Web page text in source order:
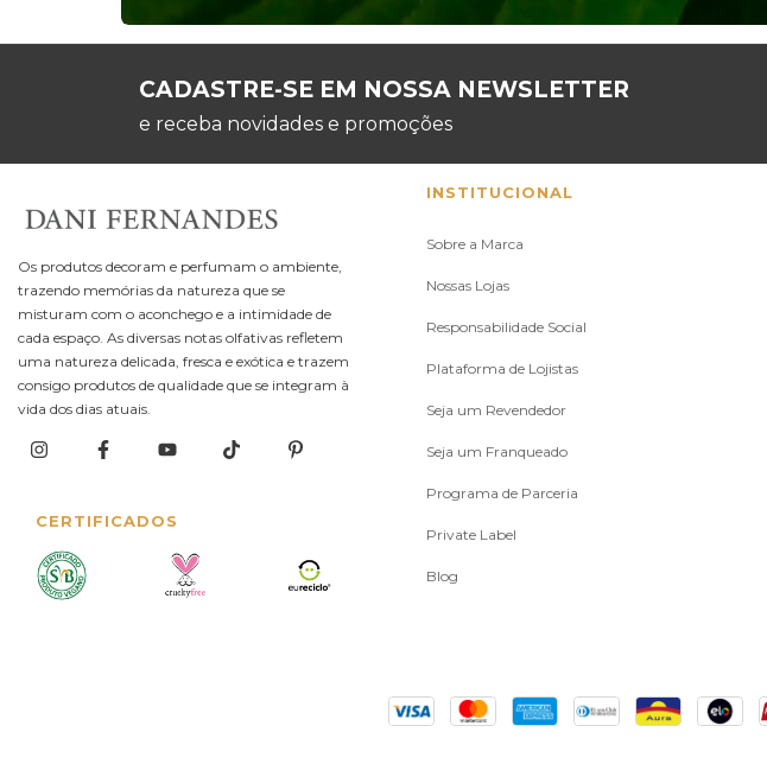
CADASTRE-SE EM NOSSA NEWSLETTER
e receba novidades e promoções
Os produtos decoram e perfumam o ambiente,
trazendo memórias da natureza que se
misturam com o aconchego e a intimidade de
cada espaço. As diversas notas olfativas refletem
uma natureza delicada, fresca e exótica e trazem
consigo produtos de qualidade que se integram à
vida dos dias atuais.
CERTIFICADOS
INSTITUCIONAL
Sobre a Marca
Nossas Lojas
Responsabilidade Social
Plataforma de Lojistas
Seja um Revendedor
Seja um Franqueado
Programa de Parceria
Private Label
Blog